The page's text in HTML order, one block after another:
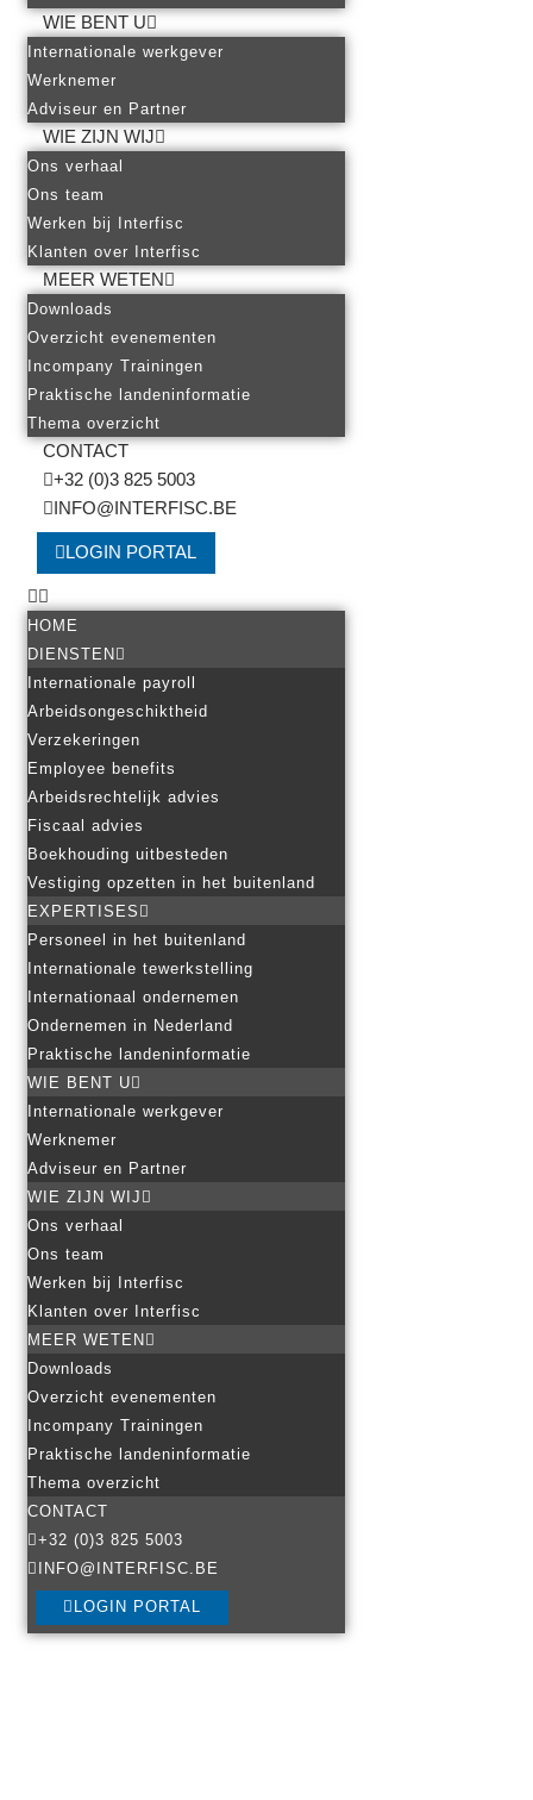
WIE BENT U
Internationale werkgever
Werknemer
Adviseur en Partner
WIE ZIJN WIJ
Ons verhaal
Ons team
Werken bij Interfisc
Klanten over Interfisc
MEER WETEN
Downloads
Overzicht evenementen
Incompany Trainingen
Praktische landeninformatie
Thema overzicht
CONTACT
+32 (0)3 825 5003
INFO@INTERFISC.BE
LOGIN PORTAL
HOME
DIENSTEN
Internationale payroll
Arbeidsongeschiktheid
Verzekeringen
Employee benefits
Arbeidsrechtelijk advies
Fiscaal advies
Boekhouding uitbesteden
Vestiging opzetten in het buitenland
EXPERTISES
Personeel in het buitenland
Internationale tewerkstelling
Internationaal ondernemen
Ondernemen in Nederland
Praktische landeninformatie
WIE BENT U
Internationale werkgever
Werknemer
Adviseur en Partner
WIE ZIJN WIJ
Ons verhaal
Ons team
Werken bij Interfisc
Klanten over Interfisc
MEER WETEN
Downloads
Overzicht evenementen
Incompany Trainingen
Praktische landeninformatie
Thema overzicht
CONTACT
+32 (0)3 825 5003
INFO@INTERFISC.BE
LOGIN PORTAL